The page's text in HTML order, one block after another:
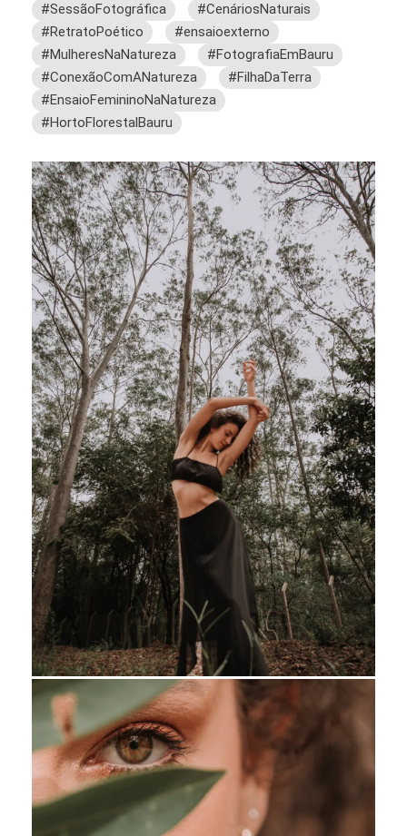
#SessãoFotográfica
#CenáriosNaturais
#RetratoPoético
#ensaioexterno
#MulheresNaNatureza
#FotografiaEmBauru
#ConexãoComANatureza
#FilhaDaTerra
#EnsaioFemininoNaNatureza
#HortoFlorestalBauru